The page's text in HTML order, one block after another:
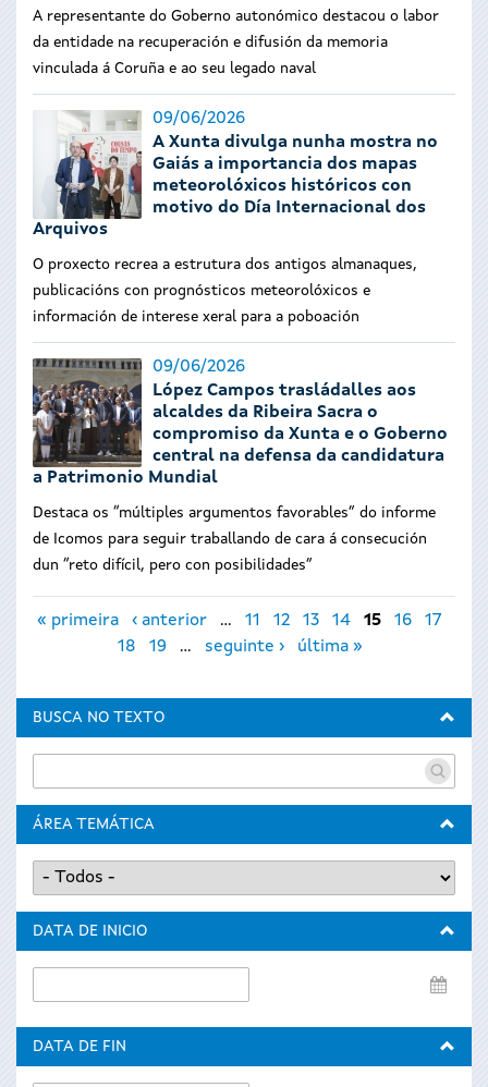
A representante do Goberno autonómico destacou o labor
da entidade na recuperación e difusión da memoria
vinculada á Coruña e ao seu legado naval
09/06/2026
A Xunta divulga nunha mostra no
Gaiás a importancia dos mapas
meteorolóxicos históricos con
motivo do Día Internacional dos
Arquivos
O proxecto recrea a estrutura dos antigos almanaques,
publicacións con prognósticos meteorolóxicos e
información de interese xeral para a poboación
09/06/2026
López Campos trasládalles aos
alcaldes da Ribeira Sacra o
compromiso da Xunta e o Goberno
central na defensa da candidatura
a Patrimonio Mundial
Destaca os “múltiples argumentos favorables” do informe
de Icomos para seguir traballando de cara á consecución
dun “reto difícil, pero con posibilidades”
Páxinas
« primeira ‹ anterior … 11 12 13 14 15 16
17
18
19 … seguinte › última »
BUSCA NO TEXTO
ÁREA TEMÁTICA
DATA DE INICIO
de
DATA DE FIN